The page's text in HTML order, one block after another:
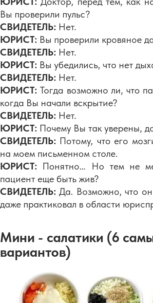
Вы проверили пульс?
СВИДЕТЕЛЬ: Нет.
ЮРИСТ: Вы проверили кровяное
СВИДЕТЕЛЬ: Нет.
ЮРИСТ: Вы убедились, что нет
СВИДЕТЕЛЬ: Нет.
ЮРИСТ: Тогда возможно ли, что
когда Вы начали вскрытие?
СВИДЕТЕЛЬ: Нет.
ЮРИСТ: Почему Вы так уверены,
СВИДЕТЕЛЬ: Потому, что его
на моем письменном столе.
ЮРИСТ: Понятно… Но тем не
пациент еще быть жив?
СВИДЕТЕЛЬ: Да. Возможно, что
даже практиковал в области
Мини - салатики (6
вариантов)